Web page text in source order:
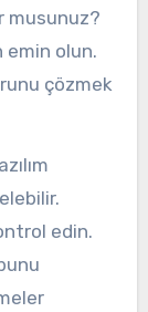
musunuz?
emin olun.
çözmek
edin.